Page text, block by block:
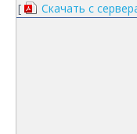
[
Скачать с